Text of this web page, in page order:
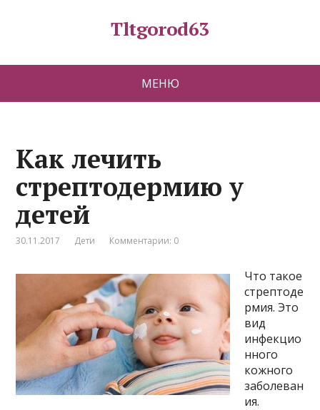
Tltgorod63
МЕНЮ
Как лечить
стрептодермию у
детей
30.11.2017 Дети Комментарии: 0
Что такое
стрептоде
рмия. Это
вид
инфекцио
нного
кожного
заболеван
ия.